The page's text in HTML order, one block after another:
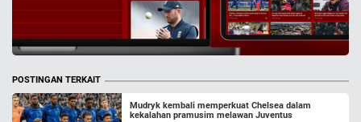
POSTINGAN TERKAIT
Mudryk kembali memperkuat Chelsea dalam
kekalahan pramusim melawan Juventus